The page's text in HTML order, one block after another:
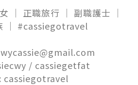
｜ 正職旅行 ｜ 副職護士 ｜
｜ #cassiegotravel
/ cassiegetfat
cassiegotravel